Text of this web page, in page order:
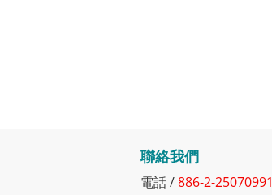
聯絡我們
電話 /886-2-25070991